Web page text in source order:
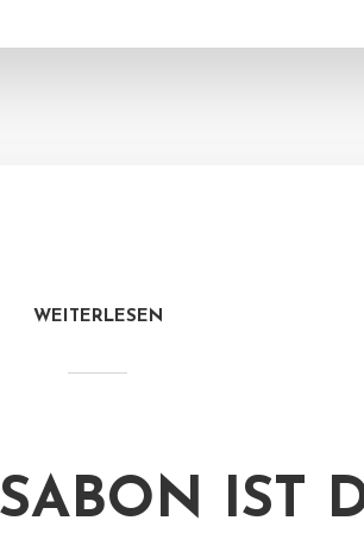
WEITERLESEN
IST